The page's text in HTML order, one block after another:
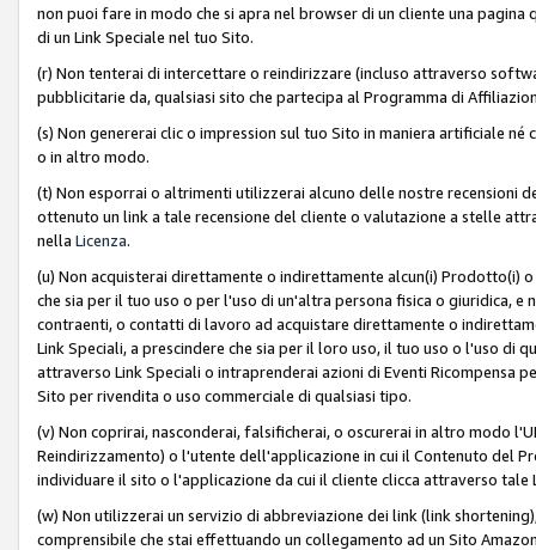
non puoi fare in modo che si apra nel browser di un cliente una
di un Link Speciale nel tuo Sito.
(r) Non tenterai di intercettare o reindirizzare (incluso attraverso
pubblicitarie da, qualsiasi sito che partecipa al Programma di
(s) Non genererai clic o impression sul tuo Sito in maniera artificiale
o in altro modo.
(t) Non esporrai o altrimenti utilizzerai alcuno delle nostre recensioni
ottenuto un link a tale recensione del cliente o valutazione a stelle
nella Licenza.
(u) Non acquisterai direttamente o indirettamente alcun(i) Prodotto(i)
che sia per il tuo uso o per l'uso di un'altra persona fisica o giuridica,
contraenti, o contatti di lavoro ad acquistare direttamente o
Link Speciali, a prescindere che sia per il loro uso, il tuo uso o l'uso di
attraverso Link Speciali o intraprenderai azioni di Eventi
Sito per rivendita o uso commerciale di qualsiasi tipo.
(v) Non coprirai, nasconderai, falsificherai, o oscurerai in altro modo
Reindirizzamento) o l'utente dell'applicazione in cui il Contenuto del
individuare il sito o l'applicazione da cui il cliente clicca attraverso tale
(w) Non utilizzerai un servizio di abbreviazione dei link (link
comprensibile che stai effettuando un collegamento ad un Sito